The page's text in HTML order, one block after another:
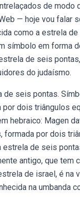
de modo
— hoje vou falar
como a estrela
símbolo em forma
de seis
do judaísmo.
seis pontas.
dois triângulos
hebraico: Magen
formada por dois
de seis
antigo, que tem
de israel, é na
na umbanda